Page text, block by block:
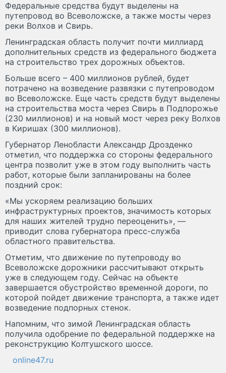
Федеральные средства будут выделены на
путепровод во Всеволожске, а также мосты через
реки Волхов и Свирь.
Ленинградская область получит почти миллиард
дополнительных средств из федерального бюджета
на строительство трех дорожных объектов.
Больше всего – 400 миллионов рублей, будет
потрачено на возведение развязки с путепроводом
во Всеволожске. Еще часть средств будут выделены
на строительства моста через Свирь в Подпорожье
(230 миллионов) и на новый мост через реку Волхов
в Киришах (300 миллионов).
Губернатор Ленобласти Александр Дрозденко
отметил, что поддержка со стороны федерального
центра позволит уже в этом году выполнить часть
работ, которые были запланированы на более
поздний срок:
«Мы ускоряем реализацию больших
инфраструктурных проектов, значимость которых
для наших жителей трудно переоценить», —
приводит слова губернатора пресс-служба
областного правительства.
Отметим, что движение по путепроводу во
Всеволожске дорожники рассчитывают открыть
уже в следующем году. Сейчас на объекте
завершается обустройство временной дороги, по
которой пойдет движение транспорта, а также идет
возведение подпорных стенок.
Напомним, что зимой Ленинградская область
получила одобрение по федеральной поддержке на
реконструкцию Колтушского шоссе.
online47.ru